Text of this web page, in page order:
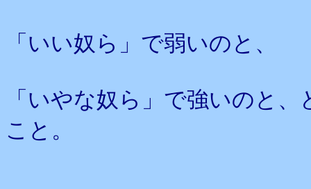
「いい奴ら」で弱いのと、
「いやな奴ら」で強いのと
こと。